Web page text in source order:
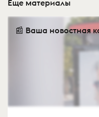
Еще материалы
📰 Ваша новостная